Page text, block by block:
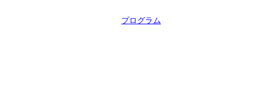
プログラム